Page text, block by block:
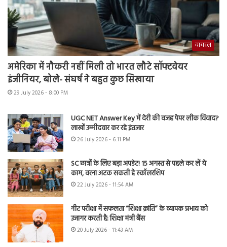
वायरल
अमेरिका में नौकरी नहीं मिली तो भारत लौटे सॉफ्टवेयर
इंजीनियर, बोले- संघर्ष ने बहुत कुछ सिखाया
29 July 2026 - 8:00 PM
UGC NET Answer Key में देरी की वजह पेपर लीक विवाद?
लाखों उम्मीदवार कर रहे इंतजार
26 July 2026 - 6:11 PM
SC छात्रों के लिए बड़ा अपडेट! 15 अगस्त से पहले कर लें ये
काम, वरना अटक सकती है स्कॉलरशिप
22 July 2026 - 11:54 AM
नीट परीक्षा में सफलता “शिक्षा क्रांति” के व्यापक प्रभाव को
उजागर करती है: शिक्षा मंत्री बैंस
20 July 2026 - 11:43 AM